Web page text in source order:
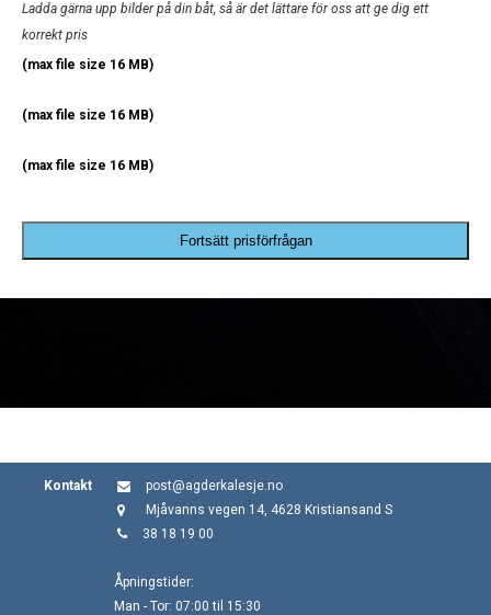
Ladda gärna upp bilder på din båt, så är det lättare för oss att ge dig ett
korrekt pris
(max file size 16 MB)
(max file size 16 MB)
(max file size 16 MB)
Fortsätt prisförfrågan
Kontakt
post@agderkalesje.no
Mjåvanns vegen 14, 4628 Kristiansand S
38 18 19 00
Åpningstider:
Man - Tor: 07:00 til 15:30